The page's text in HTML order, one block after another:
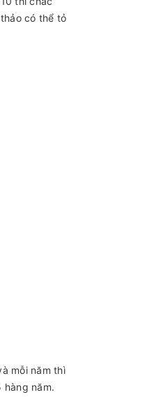
có thể tỏ
mỗi năm thì
năm.